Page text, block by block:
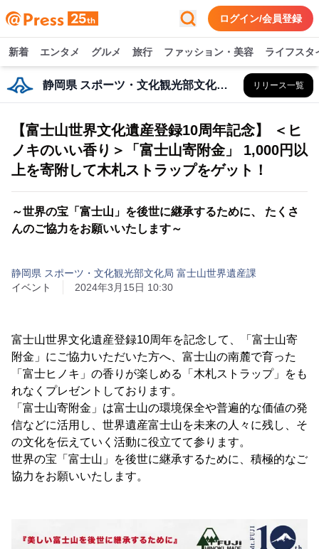
ログイン/会員登録
新着 エンタメ グルメ 旅行 ファッション・美容 ライフスタ
静岡県 スポーツ・文化観光部文化局 富士山世界遺産課 リリース一覧
【富士山世界文化遺産登録10周年記念】 ＜ヒ
ノキのいい香り＞「富士山寄附金」 1,000円以
上を寄附して木札ストラップをゲット！
～世界の宝「富士山」を後世に継承するために、 たくさ
んのご協力をお願いいたします～
静岡県 スポーツ・文化観光部文化局 富士山世界遺産課
イベント
2024年3月15日 10:30
富士山世界文化遺産登録10周年を記念して、「富士山寄
附金」にご協力いただいた方へ、富士山の南麓で育った
「富士ヒノキ」の香りが楽しめる「木札ストラップ」をも
れなくプレゼントしております。
「富士山寄附金」は富士山の環境保全や普遍的な価値の発
信などに活用し、世界遺産富士山を未来の人々に残し、そ
の文化を伝えていく活動に役立てて参ります。
世界の宝「富士山」を後世に継承するために、積極的なご
協力をお願いいたします。